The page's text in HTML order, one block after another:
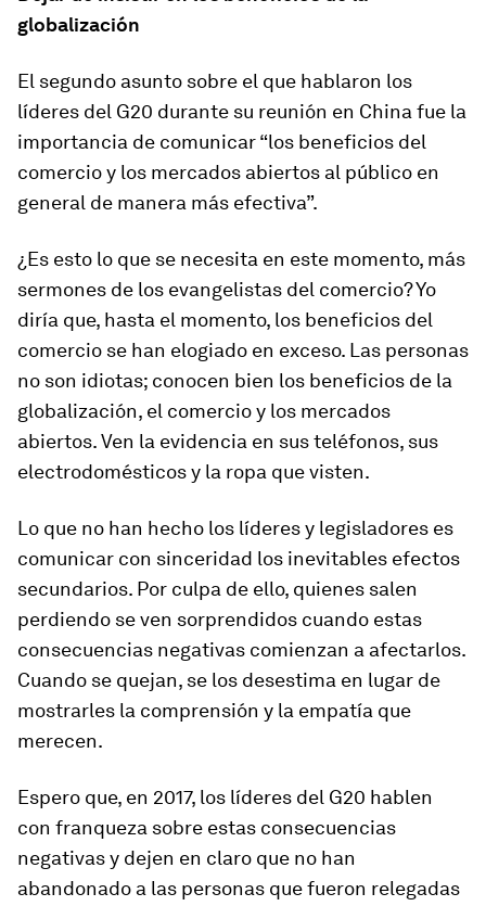
globalización
El segundo asunto sobre el que hablaron los
líderes del G20 durante su reunión en China fue la
importancia de comunicar “los beneficios del
comercio y los mercados abiertos al público en
general de manera más efectiva”.
¿Es esto lo que se necesita en este momento, más
sermones de los evangelistas del comercio? Yo
diría que, hasta el momento, los beneficios del
comercio se han elogiado en exceso. Las personas
no son idiotas; conocen bien los beneficios de la
globalización, el comercio y los mercados
abiertos. Ven la evidencia en sus teléfonos, sus
electrodomésticos y la ropa que visten.
Lo que no han hecho los líderes y legisladores es
comunicar con sinceridad los inevitables efectos
secundarios. Por culpa de ello, quienes salen
perdiendo se ven sorprendidos cuando estas
consecuencias negativas comienzan a afectarlos.
Cuando se quejan, se los desestima en lugar de
mostrarles la comprensión y la empatía que
merecen.
Espero que, en 2017, los líderes del G20 hablen
con franqueza sobre estas consecuencias
negativas y dejen en claro que no han
abandonado a las personas que fueron relegadas